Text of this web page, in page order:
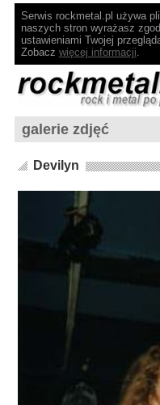
Serwis rockmetal.pl używa
naszych stron wyrażasz
ustawieniami Twojej
Zobacz więcej informacji.
galerie zdjęć
Devilyn